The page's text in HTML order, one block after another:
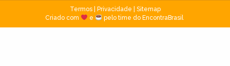
Termos| Privacidade
Sitemap
Criado com
e pelo time do EncontraBrasil